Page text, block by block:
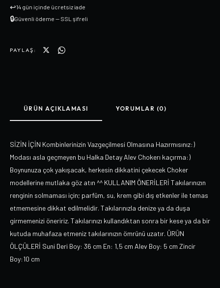
↩14 gün içinde ücretsiz iade
🔒Güvenli ödeme — SSL şifreli
PAYLAŞ:
ÜRÜN AÇIKLAMASI YORUMLAR (0)
SİZİN İÇİN Kombinlerinizin Vazgeçilmesi Olmasına Hazırmısınız:)
Modası asla geçmeyen bu Halka Detay Alev Chokerı kaçırma:)
Boynunuza çok yakışacak, herkesin dikkatini çekecek Choker
modellerine mutlaka göz atın ^^ KULLANIM ÖNERİLERİ Takılarınızın
renginin solmaması için; parfüm, su, krem gibi dış etkenler ile temas
etmemesine dikkat edilmelidir. Takılarınızla denize ya da duşa
girmemenizi öneririz. Takılarınızı kullandıktan sonra bir kese ya da bir
kutuda muhafaza etmeniz takılarınızın ömrünü uzatır. ÜRÜN
ÖLÇÜLERİ Suni Deri Boy: 36 cm En: 1,5 cm Alev Boy: 5 cm Zincir
Boy:10 cm